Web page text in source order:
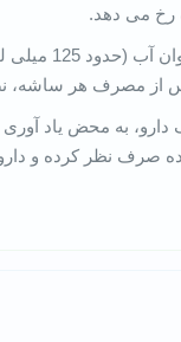
محتوای هر
از مصرف هر ساشه،
به محض یاد آوری
نظر کرده و دارو